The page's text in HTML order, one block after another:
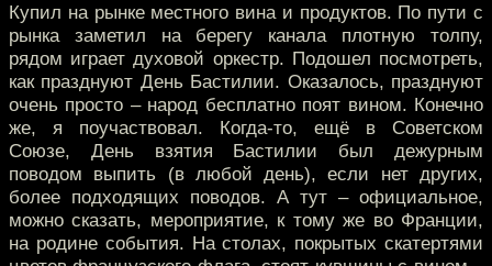
Купил на рынке местного вина и продуктов. По пути с
рынка заметил на берегу канала плотную толпу,
рядом играет духовой оркестр. Подошел посмотреть,
как празднуют День Бастилии. Оказалось, празднуют
очень просто – народ бесплатно поят вином. Конечно
же, я поучаствовал. Когда-то, ещё в Советском
Союзе, День взятия Бастилии был дежурным
поводом выпить (в любой день), если нет других,
более подходящих поводов. А тут – официальное,
можно сказать, мероприятие, к тому же во Франции,
на родине события. На столах, покрытых скатертями